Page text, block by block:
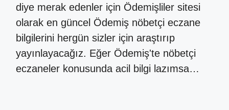
diye merak edenler için Ödemişliler sitesi
olarak en güncel Ödemiş nöbetçi eczane
bilgilerini hergün sizler için araştırıp
yayınlayacağız. Eğer Ödemiş'te nöbetçi
eczaneler konusunda acil bilgi lazımsa…